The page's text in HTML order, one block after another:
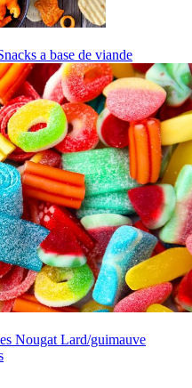
a base de viande
Nougat Lard/guimauve